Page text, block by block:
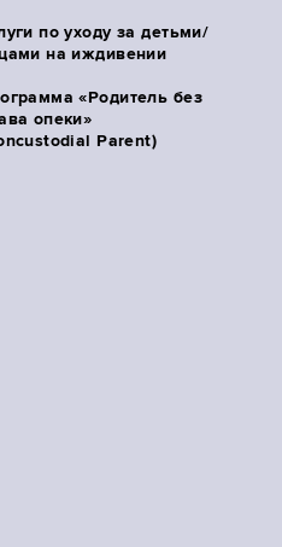
по уходу за детьми/
на иждивении
«Родитель без
опеки»
Parent)